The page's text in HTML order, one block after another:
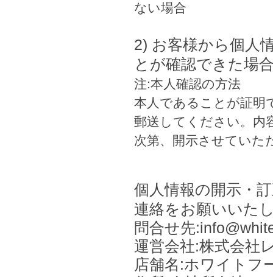
ない場合
2) お客様から個人
とが確認できた場
注:本人確認の方法
本人であることが証明
郵送してください。内
次第、開示させていた
個人情報の開示・
連絡をお願いいた
問合せ先
運営会社:株式会社
店舗名:ホワイトフ